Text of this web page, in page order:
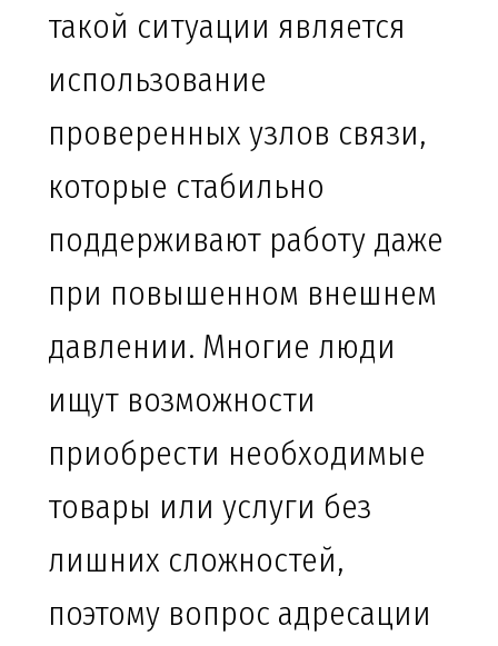
такой ситуации является
использование
проверенных узлов связи,
которые стабильно
поддерживают работу даже
при повышенном внешнем
давлении. Многие люди
ищут возможности
приобрести необходимые
товары или услуги без
лишних сложностей,
поэтому вопрос адресации